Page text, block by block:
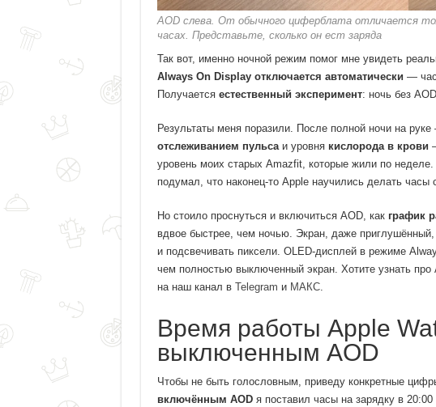
AOD слева. От обычного циферблата отличается
часах. Представьте, сколько он ест заряда
Так вот, именно ночной режим помог мне увидеть
Always On Display отключается автоматически —
Получается естественный эксперимент: ночь без
Результаты меня поразили. После полной ночи на
отслеживанием пульсаи уровня кислорода в крови
уровень моих старых Amazfit, которые жили по
подумал, что наконец-то Apple научились делать
Но стоило проснуться и включиться AOD, как график
вдвое быстрее, чем ночью. Экран, даже
и подсвечивать пиксели. OLED-дисплей в режиме
чем полностью выключенный экран. Хотите узнать
на наш канал в Telegram и МАКС.
Время работы Apple
выключенным AOD
Чтобы не быть голословным, приведу конкретные
включённым AODя поставил часы на зарядку в